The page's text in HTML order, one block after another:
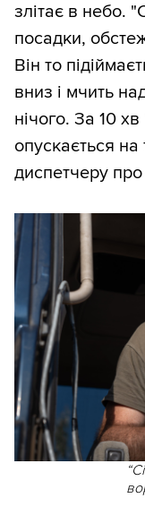
злітає в небо.
посадки,
Він то
вниз і мчить
нічого. За 10
опускається на
диспетчеру про